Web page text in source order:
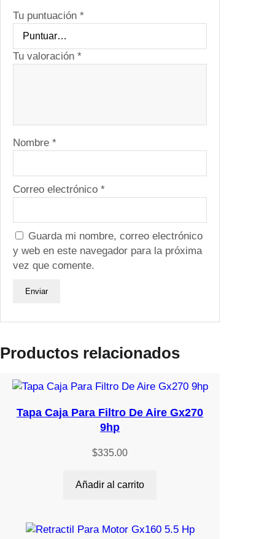
Tu puntuación *
Tu valoración *
Nombre *
Correo electrónico *
Guarda mi nombre, correo electrónico
y web en este navegador para la próxima
vez que comente.
Productos relacionados
Tapa Caja Para Filtro De Aire Gx270
9hp
$335.00
Añadir al carrito